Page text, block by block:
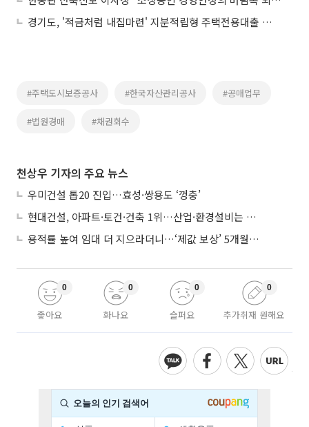
경기도, '적금처럼 내집마련' 지분적립형 주택전용대출 정부에 건의
#주택도시보증공사 #한국자산관리공사 #공매업무
#법원경매 #채권회수
천상우 기자의 주요 뉴스
우미건설 톱20 진입…효성·쌍용도 ‘껑충’
현대건설, 아파트·토건·건축 1위…산업·환경설비는 삼성E&A
용적률 높여 임대 더 지으라더니…‘제값 보상’ 5개월째 국회에 발목
좋아요
0
화나요
0
슬퍼요
0
추가취재 원해요
0